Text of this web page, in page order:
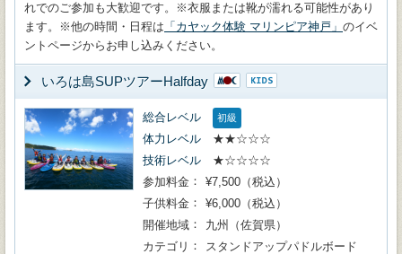
れでのご参加も大歓迎です。※衣服または靴が濡れる可能性があり
ます。※他の時間・日程は 「カヤック体験 マリンピア神戸」 のイベ
ントページからお申し込みください。
いろは島SUPツアーHalfday
総合レベル 初級
体力レベル
★★☆☆☆
技術レベル
★☆☆☆☆
参加料金
¥7,500（税込）
子供料金
¥6,000（税込）
開催地域
九州（佐賀県）
カテゴリ
スタンドアップパドルボード